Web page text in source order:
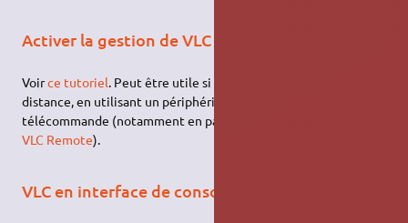
Activer la gestion de VLC via une interface web
Voirce tutoriel. Peut être utile si vous voulez contrôler VLC à
distance, en utilisant un périphérique type Android comme
télécommande (notamment en passant par des logiciel type
VLC Remote).
VLC en interface de console